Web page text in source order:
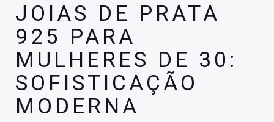
JOIAS DE PRATA
925 PARA
MULHERES DE 30:
SOFISTICAÇÃO
MODERNA